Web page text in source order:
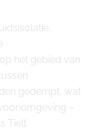
het gebied van
gedempt, wat
–
Tielt